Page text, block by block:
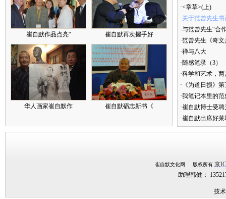
崔自默作品点亮“ 崔自默再次握手好
华人画家崔自默作 崔自默砺志新书《
·<章草>(上)
·关于范曾先生
·与范曾先生“合
·范曾先生《奇
·禅与八大
·随感笔录（3）
·科学和艺术，
·《为道日损》
·我笔记本里的
·崔自默博士受
·崔自默出席好
崔自默文化网 版权所有 京
助理韩健：
技